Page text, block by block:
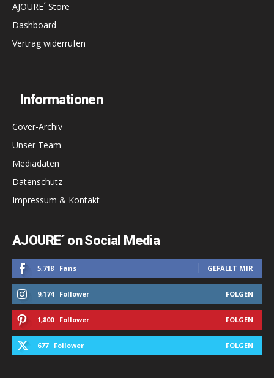
AJOURE´ Store
Dashboard
Vertrag widerrufen
Informationen
Cover-Archiv
Unser Team
Mediadaten
Datenschutz
Impressum & Kontakt
AJOURE´ on Social Media
5,718 Fans GEFÄLLT MIR
9,174 Follower FOLGEN
1,800 Follower FOLGEN
677 Follower FOLGEN